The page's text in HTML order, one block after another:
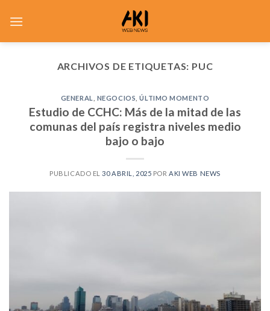
ARCHIVOS DE ETIQUETAS: PUC
GENERAL NEGOCIOS ,ÚLTIMO MOMENTO
Estudio de CCHC: Más de la mitad de las
comunas del país registra niveles medio
bajo o bajo
PUBLICADO EL30 ABRIL, 2025 POR AKI WEB NEWS